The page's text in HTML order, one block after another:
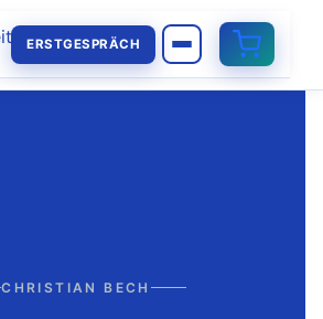
ERSTGESPRÄCH
CHRISTIAN BECH